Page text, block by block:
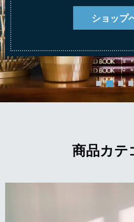
ショップ
商品カテ